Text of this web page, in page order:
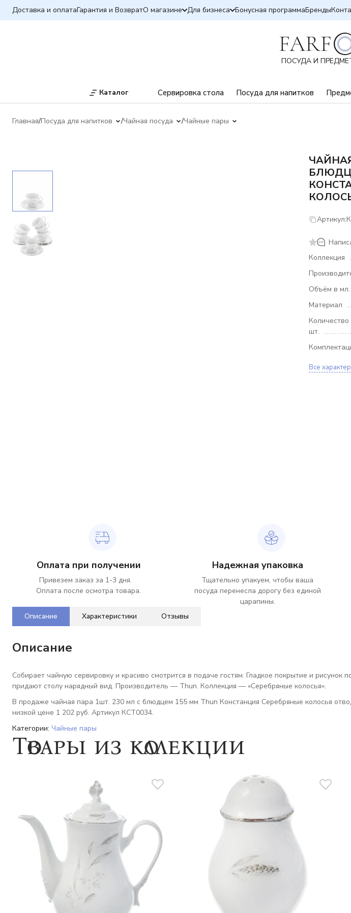
Доставка и оплатаГарантия и ВозвратО магазине Для бизнеса Бонусная программаБренды
ПОСУДА И
Каталог Сервировка стола Посуда для напитков
Главная Посуда для напитков Чайная посуда Чайные пары
Артикул:
Коллекция
Объём в мл.
Материал
шт.
Все
Оплата при получении
Привезем заказ за 1-3 дня.
Оплата после осмотра товара.
Надежная упаковка
Тщательно упакуем, чтобы ваша
посуда перенесла дорогу без единой
царапины.
Описание Характеристики Отзывы
Описание
Собирает чайную сервировку и красиво смотрится в подаче гостям. Гладкое покрытие и рисунок
придают столу нарядный вид. Производитель — Thun. Коллекция — «Серебряные колосья».
В продаже чайная пара 1шт. 230 мл с блюдцем 155 мм Thun Констанция Серебряные колосья
низкой цене 1 202 руб. Артикул КСТ0034.
Категории: Чайные пары
Товары из коллекции